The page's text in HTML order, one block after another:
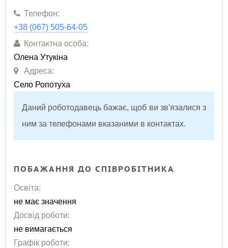
Телефон:
+38 (067) 505-64-05
Контактна особа:
Олена Утукіна
Адреса:
Село Ропотуха
Даний роботодавець бажає, щоб ви зв'язалися з
ним за телефонами вказаними в контактах.
ПОБАЖАННЯ ДО СПІВРОБІТНИКА
Освіта:
не має значення
Досвід роботи:
не вимагається
Графік роботи: